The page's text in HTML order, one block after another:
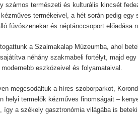
számos természeti és kulturális kincsét
termékeivel, a hét során pedig
fúvószenekar és néptánccsoport
a Szalmakalap Múzeumba, ahol
néhány szakmabeli fortélyt, majd
eszközeivel és folyamataival.
megcsodáltuk a híres szoborparkot,
helyi termelők kézműves finomságait –
így a székely gasztronómia világába is